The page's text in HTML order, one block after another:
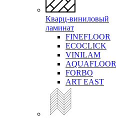
Кварц-виниловый
ламинат
FINEFLOOR
ECOCLICK
VINILAM
AQUAFLOOR
FORBO
ART EAST